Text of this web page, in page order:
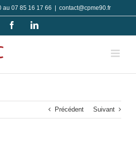
au 07 85 16 17 66 contact@cpme90.fr
FacebookLinkedIn
Précédent Suivant